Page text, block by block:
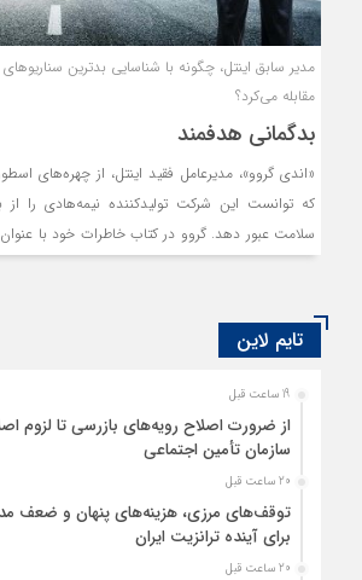
مدیر سابق اینتل، چگونه با شناسایی بدترین
مقابله می‌کرد؟
بدگمانی هدفمند
«اندی گروو»، مدیرعامل فقید اینتل، از چهره‌های
که توانست این شرکت تولیدکننده نیمه‌هادی را
سلامت عبور دهد. گروو در کتاب خاطرات خود با عنوان
می‌توانند برتری رقابتی‌شان را از میان ببرند.
تایم لاین
19 ساعت قبل
از ضرورت اصلاح رویه‌های بازرسی تا لزوم
سازمان تأمین اجتماعی
20 ساعت قبل
توقف‌های مرزی، هزینه‌های پنهان و ضعف
برای آینده ترانزیت ایران
20 ساعت قبل